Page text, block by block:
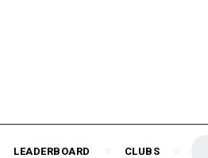
LEADERBOARD CLUBS